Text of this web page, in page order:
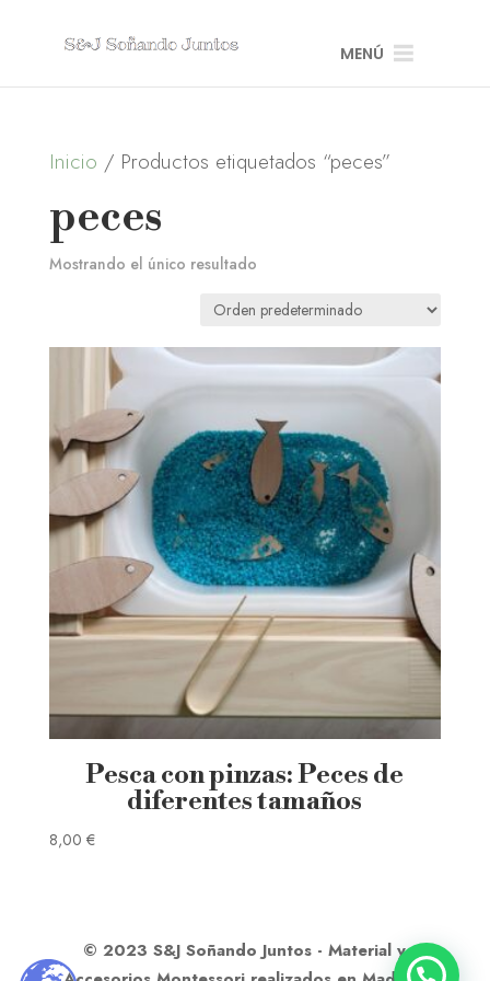
MENÚ
Inicio / Productos etiquetados “peces”
peces
Mostrando el único resultado
Pesca con pinzas: Peces de
diferentes tamaños
8,00 €
© 2023 S&J Soñando Juntos - Material y